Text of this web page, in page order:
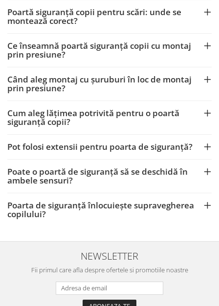
Poartă siguranță copii pentru scări: unde se
montează corect?
Ce înseamnă poartă siguranță copii cu montaj
prin presiune?
Când aleg montaj cu șuruburi în loc de montaj
prin presiune?
Cum aleg lățimea potrivită pentru o poartă
siguranță copii?
Pot folosi extensii pentru poarta de siguranță?
Poate o poartă de siguranță să se deschidă în
ambele sensuri?
Poarta de siguranță înlocuiește supravegherea
copilului?
NEWSLETTER
Fii primul care afla despre ofertele si promotiile noastre